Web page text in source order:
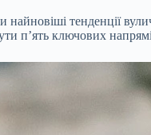
тенденції
п’ять ключових